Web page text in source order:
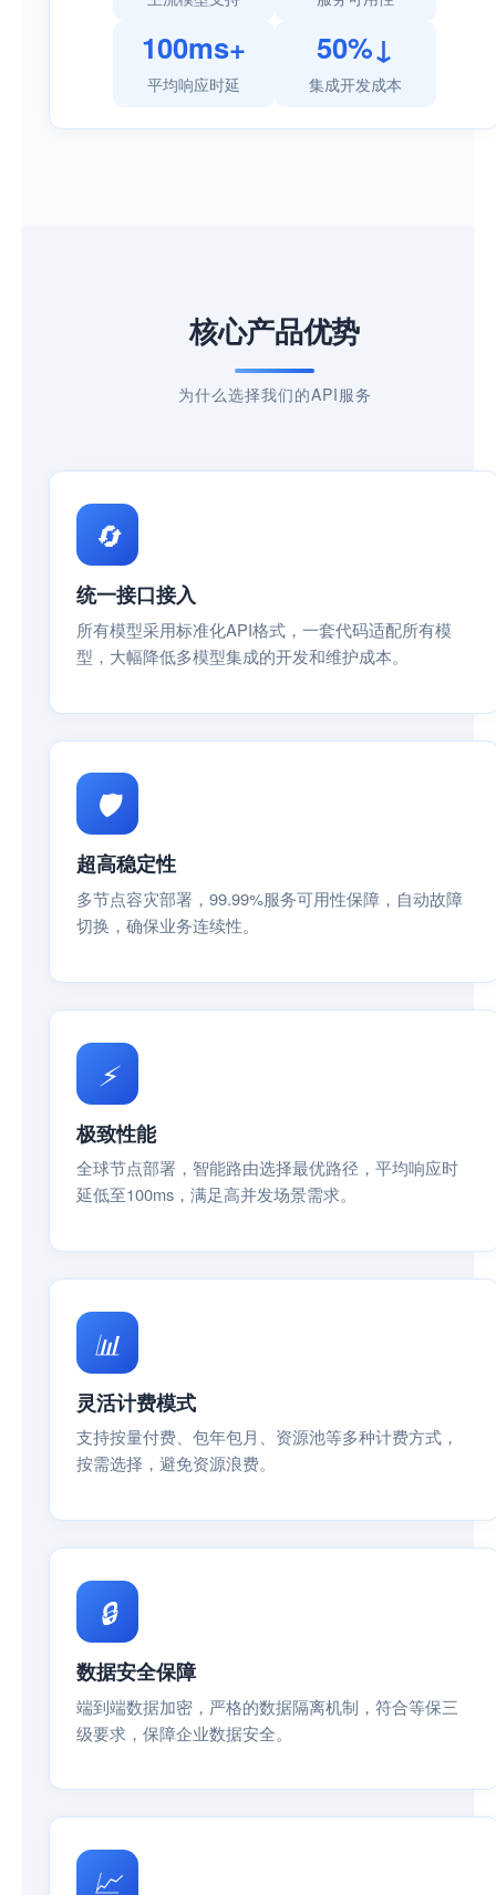
100ms+
平均响应时延
50%↓
集成开发成本
核心产品优势
为什么选择我们的API服务
🔄
统一接口接入
所有模型采用标准化API格式，一套代码适配所有模
型，大幅降低多模型集成的开发和维护成本。
🛡️
超高稳定性
多节点容灾部署，99.99%服务可用性保障，自动故障
切换，确保业务连续性。
⚡
极致性能
全球节点部署，智能路由选择最优路径，平均响应时
延低至100ms，满足高并发场景需求。
📊
灵活计费模式
支持按量付费、包年包月、资源池等多种计费方式，
按需选择，避免资源浪费。
🔒
数据安全保障
端到端数据加密，严格的数据隔离机制，符合等保三
级要求，保障企业数据安全。
📈